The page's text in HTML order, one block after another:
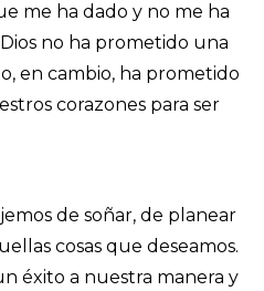
me ha dado y no me ha
no ha prometido una
en cambio, ha prometido
corazones para ser
de soñar, de planear
cosas que deseamos.
éxito a nuestra manera y